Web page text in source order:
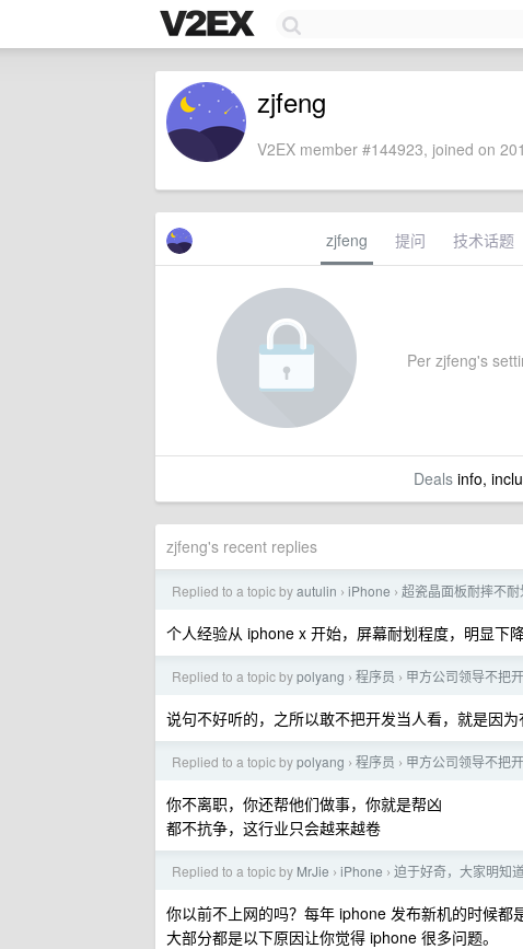
zjfeng
V2EX member #144923, joined on
zjfeng 提问 技术话题
Per zjfeng's
Dealsinfo,
zjfeng's recent replies
Replied to a topic byautulin › iPhone › 超瓷晶面板耐摔不耐
个人经验从 iphone x 开始，屏幕耐划程度，明显下
Replied to a topic bypolyang › 程序员 › 甲方公司领导不把
说句不好听的，之所以敢不把开发当人看，就是因
Replied to a topic bypolyang › 程序员 › 甲方公司领导不把
你不离职，你还帮他们做事，你就是帮凶
都不抗争，这行业只会越来越卷
Replied to a topic by MrJie › iPhone › 迫于好奇，大家明知
你以前不上网的吗？每年 iphone 发布新机的时候
大部分都是以下原因让你觉得 iphone 很多问题。